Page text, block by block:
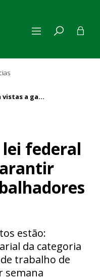
DF recepciona lei federal com vistas a garantir direitos de trabalhadores cooperados
lei federal
estão:
da categoria
trabalho de
semana